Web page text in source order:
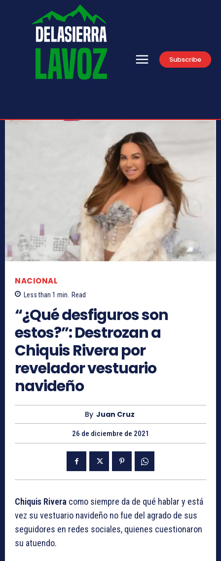
Subscribe
NACIONAL
Less than 1 min. Read
“¿Qué desfiguros son
estos?”: Destrozan a
Chiquis Rivera por
revelador vestuario
navideño
By Juan Cruz
26 de diciembre de 2021
Chiquis Rivera como siempre da de qué hablar y está
vez su vestuario navideño no fue del agrado de sus
seguidores en redes sociales, quienes cuestionaron
su atuendo.